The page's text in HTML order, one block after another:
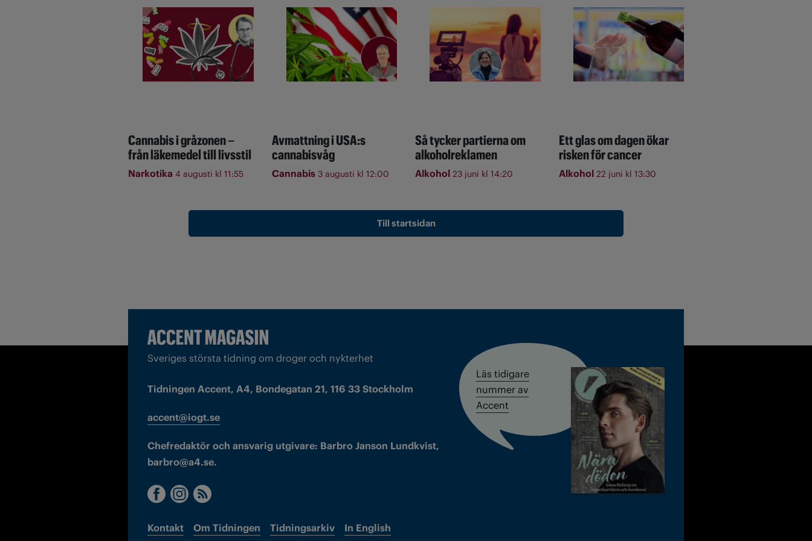
Cannabis i gråzonen –
från läkemedel till livsstil
Narkotika 4 augusti kl 11:55
Avmattning i USA:s
cannabisvåg
Cannabis 3 augusti kl 12:00
Så tycker partierna om
alkoholreklamen
Alkohol 23 juni kl 14:20
Ett glas om dagen ökar
risken för cancer
Alkohol 22 juni kl 13:30
Till startsidan
Sveriges största tidning om droger och nykterhet
Tidningen Accent, A4, Bondegatan 21, 116 33 Stockholm
accent@iogt.se
Chefredaktör och ansvarig utgivare: Barbro Janson Lundkvist,
barbro@a4.se.
Kontakt Om Tidningen Tidningsarkiv In English
Läs tidigare
nummer av
Accent